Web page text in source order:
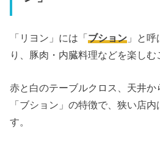
「リヨン」には「ブション 」と
り、豚肉・内臓料理などを楽しむ
赤と白のテーブルクロス、天井
「ブション」の特徴で、狭い店
す。